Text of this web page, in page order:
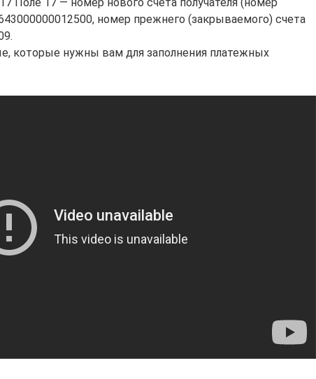
номер прежнего (закрываемого) счета
которые нужны вам для заполнения платежных